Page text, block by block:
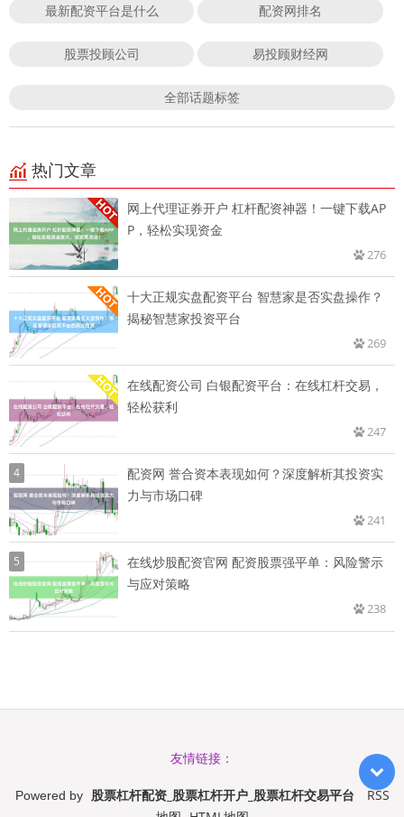
最新配资平台是什么 配资网排名
股票投顾公司 易投顾财经网
全部话题标签
热门文章
网上代理证券开户 杠杆配资神器！一键下载AP
P，轻松实现资金
276
十大正规实盘配资平台 智慧家是否实盘操作？
揭秘智慧家投资平台
269
在线配资公司 白银配资平台：在线杠杆交易，
轻松获利
247
4
配资网 誉合资本表现如何？深度解析其投资实
力与市场口碑
241
5
在线炒股配资官网 配资股票强平单：风险警示
与应对策略
238
友情链接：
Powered by 股票杠杆配资_股票杠杆开户_股票杠杆交易平台
RSS